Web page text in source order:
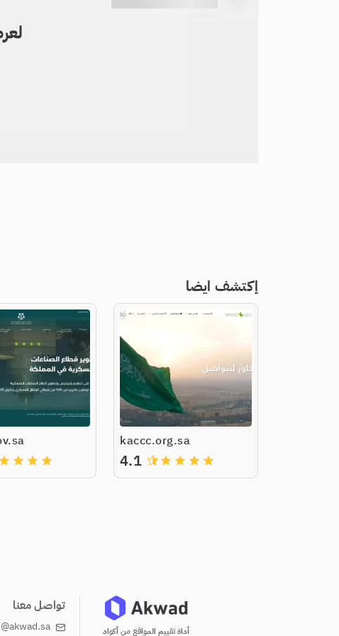
إكتشف ايضا
kaccc.org.sa
grade
grade
grade
grade
4.1
grade
grade
grade
grade
أداة تقييم المواقع من أكواد
تواصل معنا